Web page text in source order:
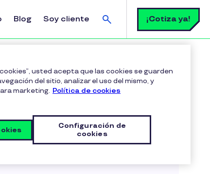
Blog Soy cliente
Buscar
¡Cotiza ya!
Artículos relacionados
usted acepta que las cookies se guarden
del sitio, analizar el uso del mismo, y
marketing. Política de cookies
Configuración de
cookies